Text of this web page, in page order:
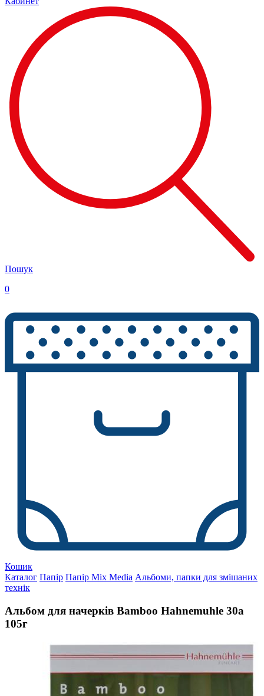
Пошук
0
Кошик
Каталог Папір Папір Mix Media Альбоми, папки для змішаних
технік
Альбом для начерків Bamboo Hahnemuhle 30а
105г